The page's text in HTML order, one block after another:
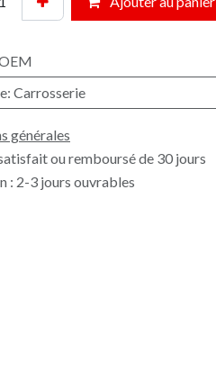
: Carrosserie
générales
ou remboursé de 30 jours
: 2-3 jours ouvrables